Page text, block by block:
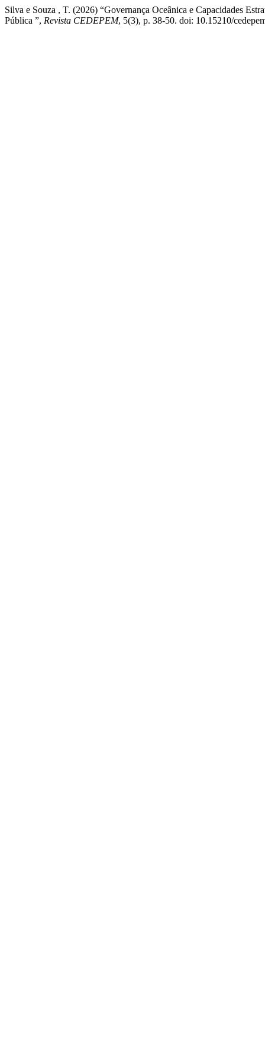
Silva e Souza , T. (2026) “Governança Oceânica e Capacidades
Pública ”, Revista CEDEPEM, 5(3), p. 38-50. doi: 10.15210/